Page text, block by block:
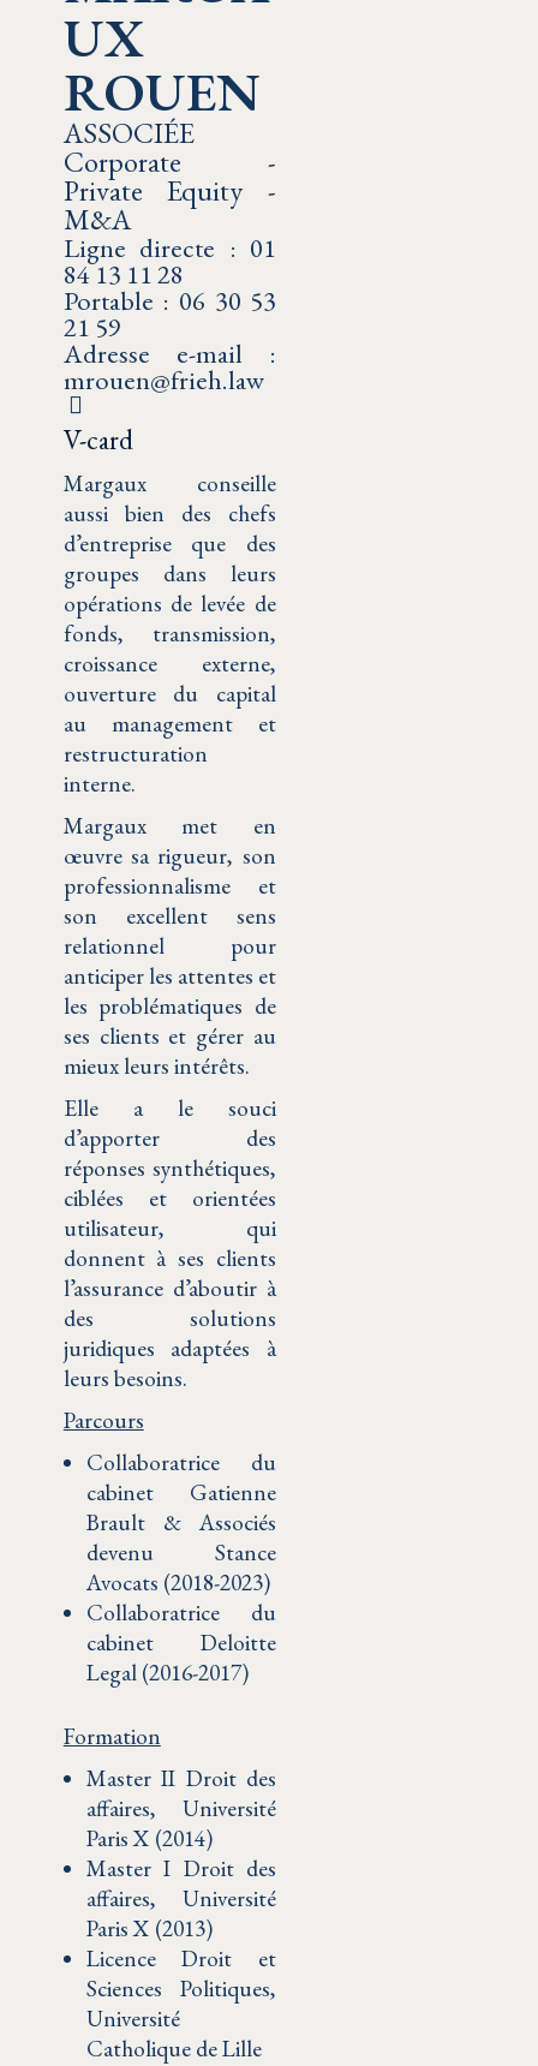
UX
ROUEN
ASSOCIÉE
Corporate -
Private Equity -
M&A
Ligne directe : 01
84 13 11 28
Portable : 06 30 53
21 59
Adresse e-mail :
mrouen@frieh.law
V-card
Margaux conseille
aussi bien des chefs
d’entreprise que des
groupes dans leurs
opérations de levée de
fonds, transmission,
croissance externe,
ouverture du capital
au management et
restructuration
interne.
Margaux met en
œuvre sa rigueur, son
professionnalisme et
son excellent sens
relationnel pour
anticiper les attentes et
les problématiques de
ses clients et gérer au
mieux leurs intérêts.
Elle a le souci
d’apporter des
réponses synthétiques,
ciblées et orientées
utilisateur, qui
donnent à ses clients
l’assurance d’aboutir à
des solutions
juridiques adaptées à
leurs besoins.
Parcours
Collaboratrice du
cabinet Gatienne
Brault & Associés
devenu Stance
Avocats (2018-2023)
Collaboratrice du
cabinet Deloitte
Legal (2016-2017)
Formation
Master II Droit des
affaires, Université
Paris X (2014)
Master I Droit des
affaires, Université
Paris X (2013)
Licence Droit et
Sciences Politiques,
Université
Catholique de Lille